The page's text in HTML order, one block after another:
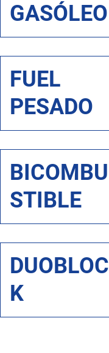
GASÓLEO
FUEL
PESADO
BICOMBU
STIBLE
DUOBLOC
K